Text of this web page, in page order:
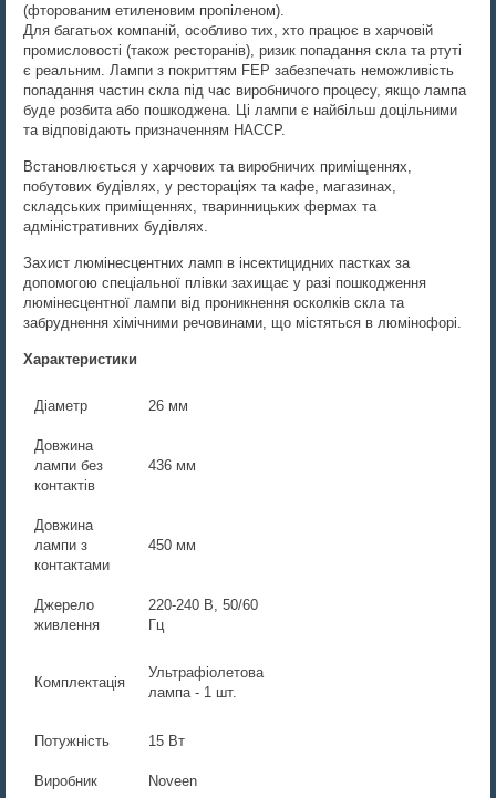
(фторованим етиленовим пропіленом).
Для багатьох компаній, особливо тих, хто працює в харчовій
промисловості (також pecторанів), ризик попадання скла та ртуті
є реальним. Лампи з покриттям FEP забезпечать неможливість
попадання частин скла під час виробничого процесу, якщо лампа
буде розбита або пошкоджена. Ці лампи є найбільш доцільними
та відповідають призначенням HACCP.
Встановлюється у харчових та виробничих приміщеннях,
побутових будівлях, у рестораціях та кафе, магазинах,
складських приміщеннях, тваринницьких фермах та
адміністративних будівлях.
Захист люмінесцентних ламп в інсектицидних пастках за
допомогою спеціальної плівки захищає у разі пошкодження
люмінесцентної лампи від проникнення осколків скла та
забруднення хімічними речовинами, що містяться в люмінофорі.
Характеристики
Діаметр 26 мм
Довжина
лампи без
контактів
436 мм
Довжина
лампи з
контактами
450 мм
Джерело
живлення
220-240 В, 50/60
Гц
Комплектація
Ультрафіолетова
лампа - 1 шт.
Потужність 15 Вт
Виробник Noveen